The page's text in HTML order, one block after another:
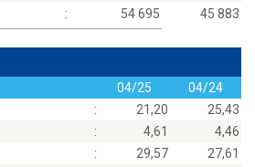
: 54 695 45 883
04/25
04/24
: 21,20
25,43
: 4,61
4,46
: 29,57
27,61